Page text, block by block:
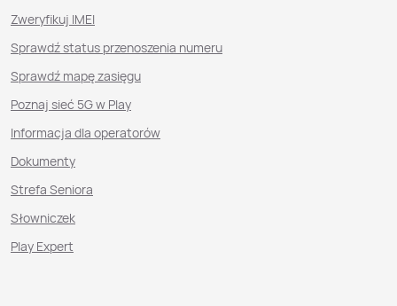
Zweryfikuj IMEI
Sprawdź status przenoszenia numeru
Sprawdź mapę zasięgu
Poznaj sieć 5G w Play
Informacja dla operatorów
Dokumenty
Strefa Seniora
Słowniczek
Play Expert